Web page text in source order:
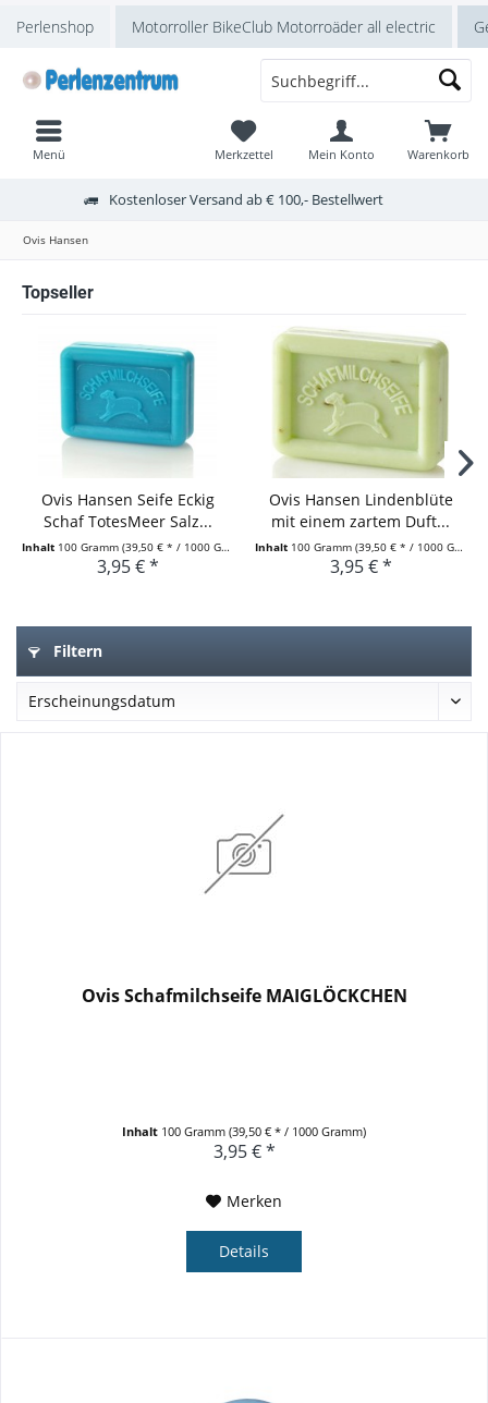
Perlenshop Motorroller BikeClub Motorroäder all electric
Kostenloser Versand ab € 100,- Bestellwert
Warenkorb
Merkzettel Mein Konto
Menü
Ovis Hansen
Topseller
Ovis Hansen Seife Eckig
Schaf TotesMeer Salz...
Inhalt 100 Gramm (39,50 € * / 1000 Gramm)
3,95 € *
Ovis Hansen Lindenblüte
mit einem zartem Duft...
Inhalt 100 Gramm (39,50 € * / 1000 Gramm)
3,95 € *
Filtern
Ovis Schafmilchseife MAIGLÖCKCHEN
Inhalt 100 Gramm(39,50 € * / 1000 Gramm)
3,95 € *
Merken
Details